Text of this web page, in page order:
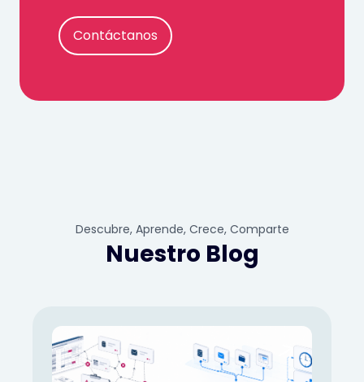
Contáctanos
Descubre, Aprende, Crece, Comparte
Nuestro Blog